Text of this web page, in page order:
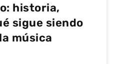
historia,
sigue siendo
música